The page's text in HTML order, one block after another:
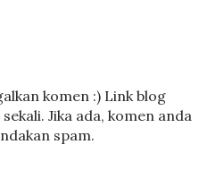
komen :) Link blog
Jika ada, komen anda
spam.